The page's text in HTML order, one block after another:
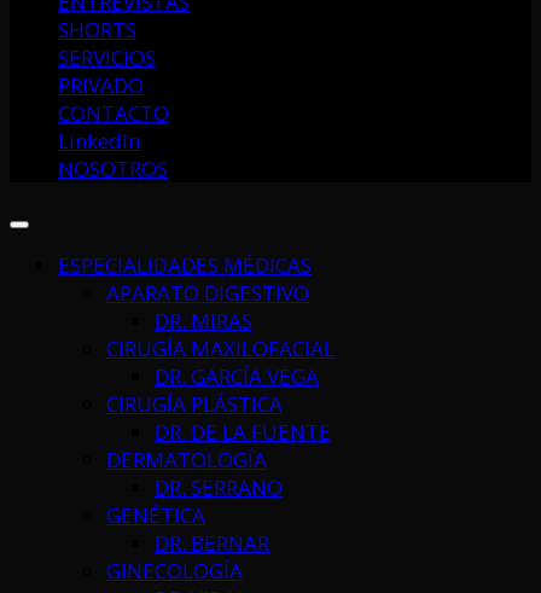
SHORTS
SERVICIOS
PRIVADO
CONTACTO
LinkedIn
NOSOTROS
ESPECIALIDADES MÉDICAS
APARATO DIGESTIVO
DR. MIRAS
CIRUGÍA MAXILOFACIAL
DR. GARCÍA VEGA
CIRUGÍA PLÁSTICA
DR. DE LA FUENTE
DERMATOLOGÍA
DR. SERRANO
GENÉTICA
DR. BERNAR
GINECOLOGÍA